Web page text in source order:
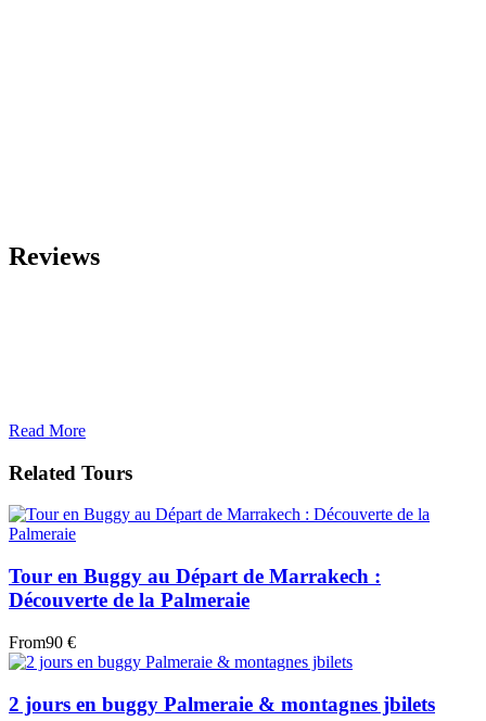
Reviews
Read More
Related Tours
Tour en Buggy au Départ de Marrakech :
Découverte de la Palmeraie
From90 €
2 jours en buggy Palmeraie & montagnes jbilets